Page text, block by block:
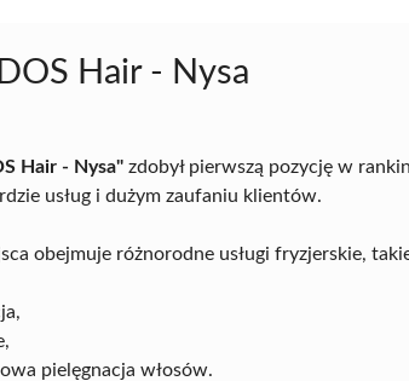
Hair - Nysa
Hair - Nysa" zdobył pierwszą pozycję w
usług i dużym zaufaniu klientów.
obejmuje różnorodne usługi fryzjerskie,
pielęgnacja włosów.